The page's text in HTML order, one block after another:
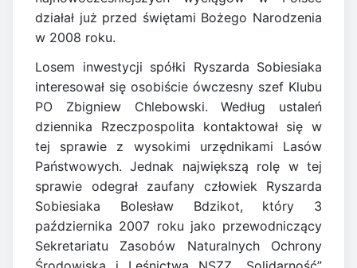
działał już przed świętami Bożego Narodzenia
w 2008 roku.
Losem inwestycji spółki Ryszarda Sobiesiaka
interesował się osobiście ówczesny szef Klubu
PO Zbigniew Chlebowski. Według ustaleń
dziennika Rzeczpospolita kontaktował się w
tej sprawie z wysokimi urzędnikami Lasów
Państwowych. Jednak największą rolę w tej
sprawie odegrał zaufany człowiek Ryszarda
Sobiesiaka Bolesław Bdzikot, który 3
października 2007 roku jako przewodniczący
Sekretariatu Zasobów Naturalnych Ochrony